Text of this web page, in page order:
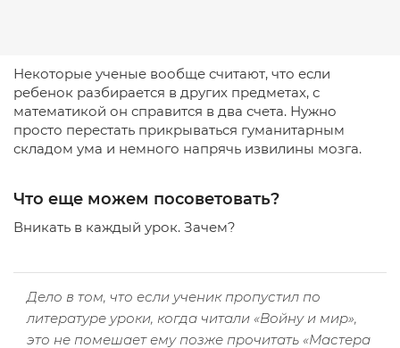
Некоторые ученые вообще считают, что если
ребенок разбирается в других предметах, с
математикой он справится в два счета. Нужно
просто перестать прикрываться гуманитарным
складом ума и немного напрячь извилины мозга.
Что еще можем посоветовать?
Вникать в каждый урок. Зачем?
Дело в том, что если ученик пропустил по
литературе уроки, когда читали «Войну и мир»,
это не помешает ему позже прочитать «Мастера